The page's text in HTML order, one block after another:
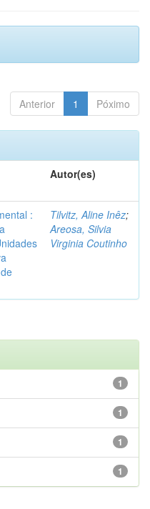
Anterior 1 Póximo
Autor(es)
:
Tilvitz, Aline Inêz;
Areosa, Silvia
Virginia Coutinho
1
1
1
1